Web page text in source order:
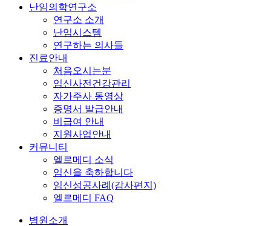
난임의학연구소
연구소 소개
난임시스템
연구하는 의사들
진료안내
처음오시는분
임신사전건강관리
자가주사 동영상
증명서 발급안내
비급여 안내
지원사업안내
커뮤니티
엘르메디 소식
임신을 축하합니다
임신성공사례(감사편지)
엘르메디 FAQ
병원소개